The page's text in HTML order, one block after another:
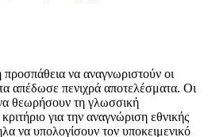
να αναγνωριστούν οι
απέδωσε πενιχρά αποτελέσματα. Οι
θεωρήσουν τη γλωσσική
για την αναγνώριση εθνικής
να υπολογίσουν τον υποκειμενικό